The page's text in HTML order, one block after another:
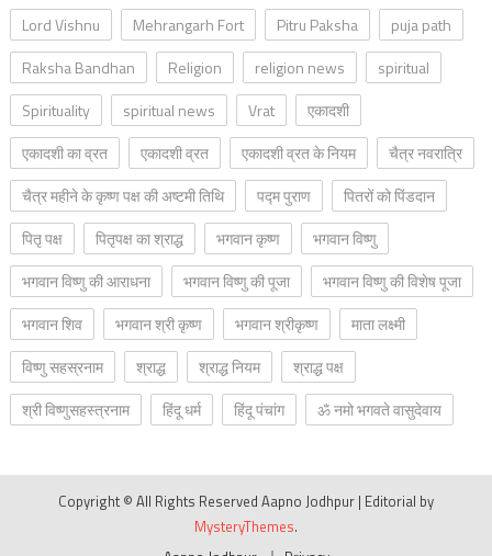
Lord Vishnu
Mehrangarh Fort Pitru Paksha
puja path
Raksha Bandhan
Religion religion news
spiritual
Spirituality
spiritual news Vrat
एकादशी
एकादशी का व्रत
एकादशी व्रत एकादशी व्रत के नियम
चैत्र नवरात्रि
चैत्र महीने के कृष्ण पक्ष की अष्टमी तिथि
पद्म पुराण
पितरों को पिंडदान
पितृ पक्ष
पितृपक्ष का श्राद्ध भगवान कृष्ण
भगवान विष्णु
भगवान विष्णु की आराधना
भगवान विष्णु की पूजा
भगवान विष्णु की विशेष पूजा
भगवान शिव
भगवान श्री कृष्ण भगवान श्रीकृष्ण
माता लक्ष्मी
विष्णु सहस्रनाम
श्राद्ध श्राद्ध नियम
श्राद्ध पक्ष
श्री विष्णुसहस्त्रनाम
हिंदू धर्म हिंदू पंचांग ॐ नमो भगवते वासुदेवाय
Copyright © All Rights Reserved Aapno Jodhpur | Editorial by
MysteryThemes.